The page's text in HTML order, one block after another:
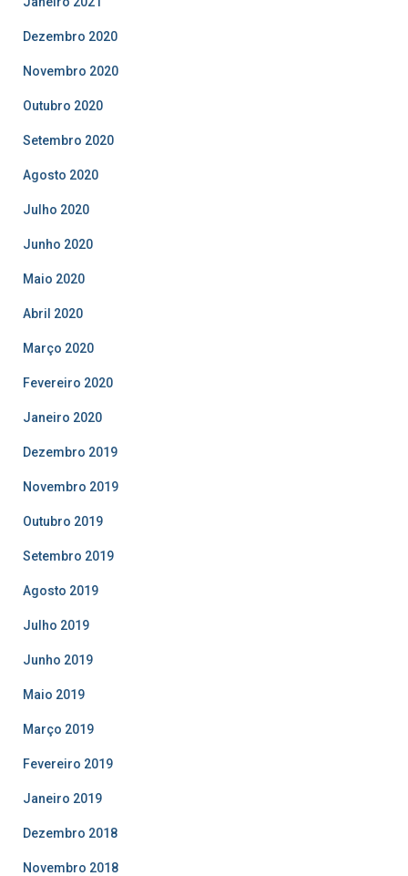
Dezembro 2020
Novembro 2020
Outubro 2020
Setembro 2020
Agosto 2020
Julho 2020
Junho 2020
Maio 2020
Abril 2020
Março 2020
Fevereiro 2020
Janeiro 2020
Dezembro 2019
Novembro 2019
Outubro 2019
Setembro 2019
Agosto 2019
Julho 2019
Junho 2019
Maio 2019
Março 2019
Fevereiro 2019
Janeiro 2019
Dezembro 2018
Novembro 2018